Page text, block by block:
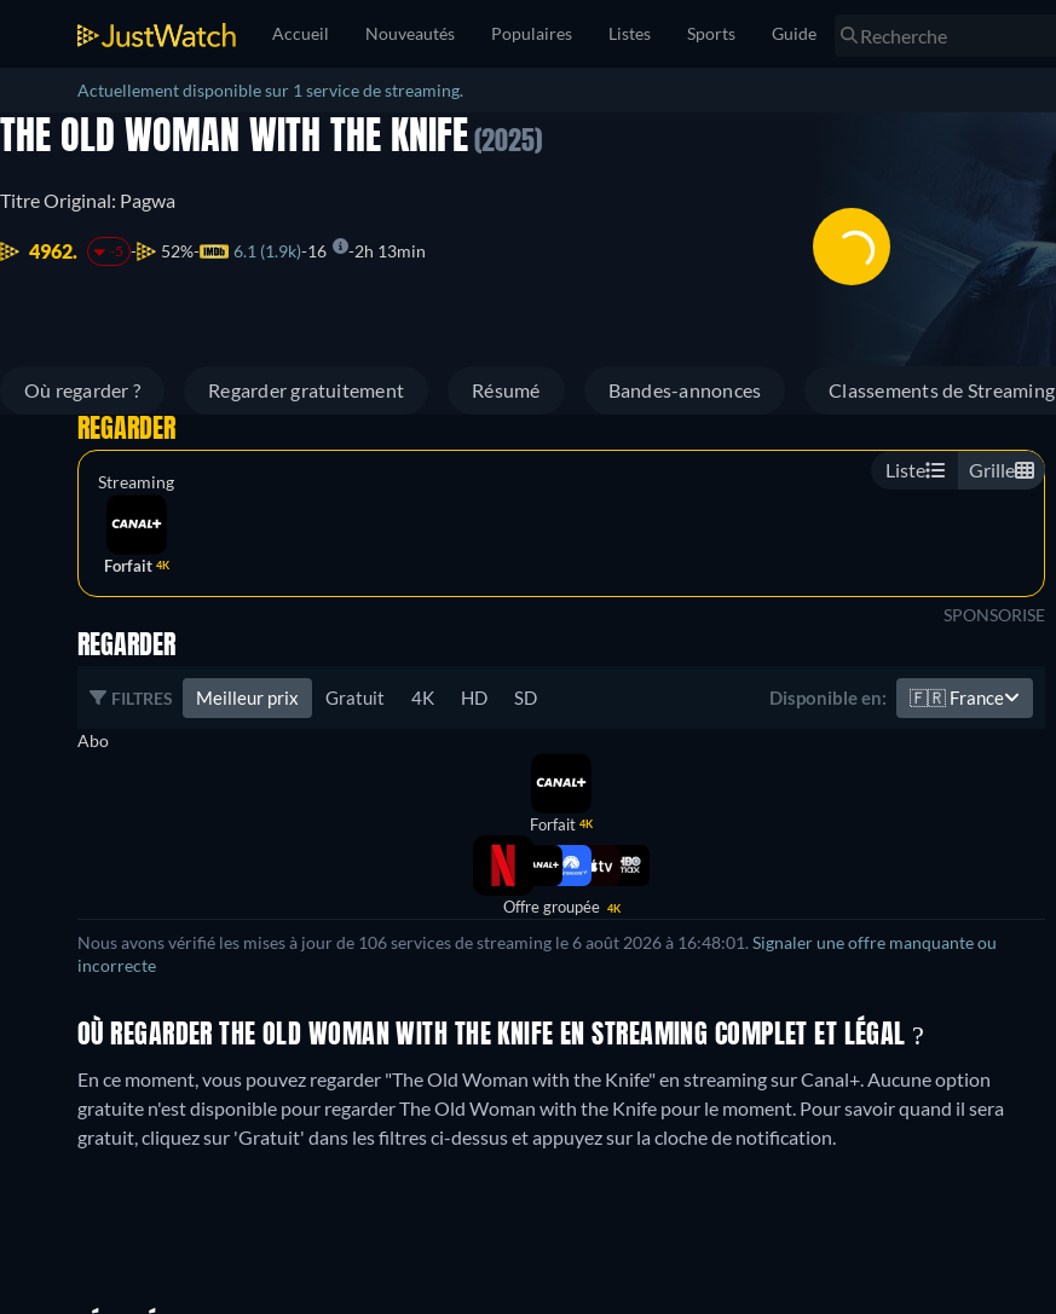
Accueil Nouveautés Populaires Listes Sports Guide
Actuellement disponible sur 1 service de streaming.
THE OLD WOMAN WITH THE KNIFE (2025)
Titre Original: Pagwa
4962. -5 52% 6.1 (1.9k) 16 2h 13min
Où regarder ? Regarder gratuitement Résumé Bandes-annonces Classements de Streaming
Liste Grille
REGARDER
Streaming
Forfait 4K
SPONSORISE
REGARDER
FILTRES Meilleur prix Gratuit 4K HD SD Disponible en: 🇫🇷 France
Abo
Forfait 4K
Offre groupée 4K
Nous avons vérifié les mises à jour de 106services de streaming le6 août 2026à 16:48:01. Signaler une offre manquante ou
incorrecte
OÙ REGARDER THE OLD WOMAN WITH THE KNIFE EN STREAMING COMPLET ET LÉGAL ?
En ce moment, vous pouvez regarder "The Old Woman with the Knife" en streaming sur Canal+.Aucune option
gratuite n'est disponible pour regarder The Old Woman with the Knife pour le moment. Pour savoir quand il sera
gratuit, cliquez sur 'Gratuit' dans les filtres ci-dessus et appuyez sur la cloche de notification.